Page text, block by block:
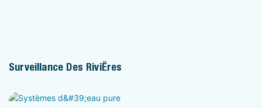
Surveillance Des Rivières